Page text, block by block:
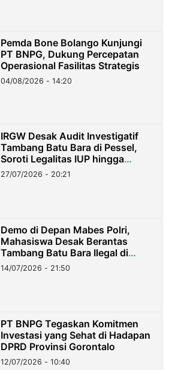
Pemda Bone Bolango Kunjungi
PT BNPG, Dukung Percepatan
Operasional Fasilitas Strategis
04/08/2026 - 14:20
IRGW Desak Audit Investigatif
Tambang Batu Bara di Pessel,
Soroti Legalitas IUP hingga
Stockpile
27/07/2026 - 20:21
Demo di Depan Mabes Polri,
Mahasiswa Desak Berantas
Tambang Batu Bara Ilegal di
Lampung
14/07/2026 - 21:50
PT BNPG Tegaskan Komitmen
Investasi yang Sehat di Hadapan
DPRD Provinsi Gorontalo
12/07/2026 - 10:40